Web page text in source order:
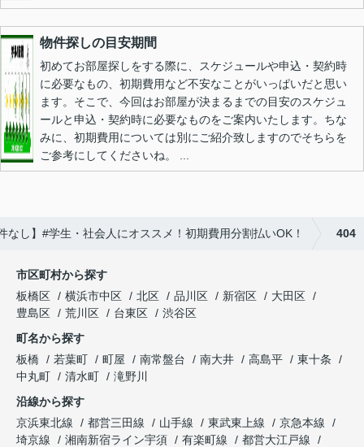
物件探しの目安期間
初めてお部屋探しをする際に、スケジュールや申込・契約時
に必要なもの、初期費用など不安なことがいっぱいだと思い
ます。そこで、今回はお部屋が決まるまでの目安のスケジュ
ールと申込・契約時に必要なものをご案内いたします。ちな
みに、初期費用については別にご紹介致しますのでそちらを
ご参考にしてくださいね。 ...
なし】#学生・社会人にオススメ！初期費用分割払いOK！ 404
市区町村から探す
板橋区
横浜市中区 北区 品川区 新宿区
大田区
豊島区
荒川区 台東区
渋谷区
町名から探す
板橋
若葉町 町屋 南常盤台 南大井 高島平
東十条
中丸町
清水町
滝野川
沿線から探す
京浜東北線
都営三田線 山手線 東武東上線
京急本線
埼京線
湘南新宿ライン宇須 有楽町線
都営大江戸線